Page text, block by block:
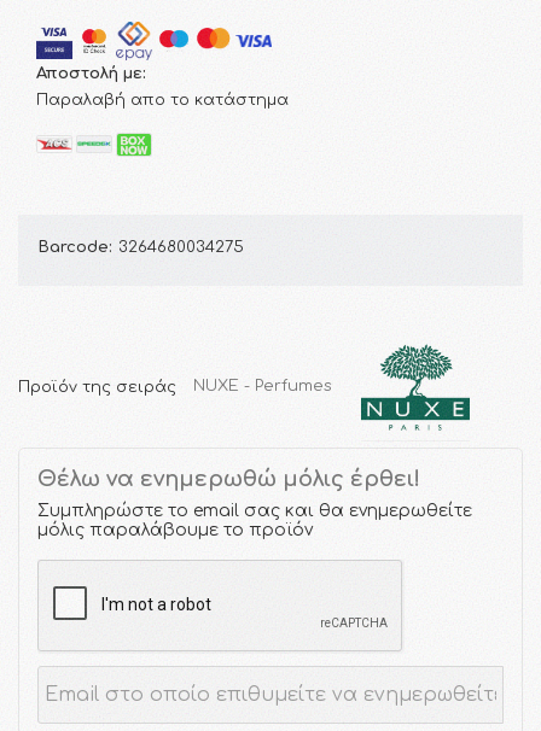
Αποστολή με:
Παραλαβή απο το κατάστημα
Barcode: 3264680034275
Προϊόν της σειράς NUXE - Perfumes
Θέλω να ενημερωθώ μόλις έρθει!
Συμπληρώστε το email σας και θα ενημερωθείτε
μόλις παραλάβουμε το προϊόν